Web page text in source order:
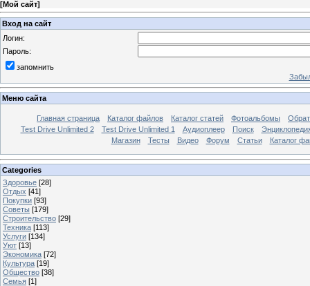
[Мой сайт]
Вход на сайт
Логин:
Пароль:
запомнить
Меню сайта
Главная страница Каталог файлов Каталог статей Фотоальбомы
Test Drive Unlimited 2
Test Drive Unlimited 1 Аудиоплеер Поиск
Магазин
Тесты Видео Форум Статьи Каталог
Categories
Здоровье [28]
Отдых [41]
Покупки [93]
Советы [179]
Строительство [29]
Техника [113]
Услуги [134]
Уют [13]
Экономика [72]
Культура [19]
Общество [38]
Семья [1]